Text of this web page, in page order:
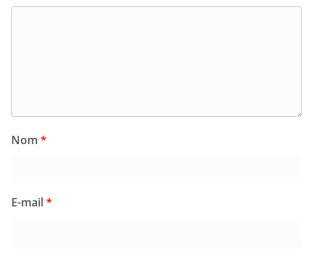
Nom *
E-mail*